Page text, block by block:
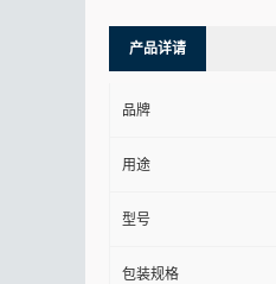
产品详请
品牌
用途
型号
包装规格